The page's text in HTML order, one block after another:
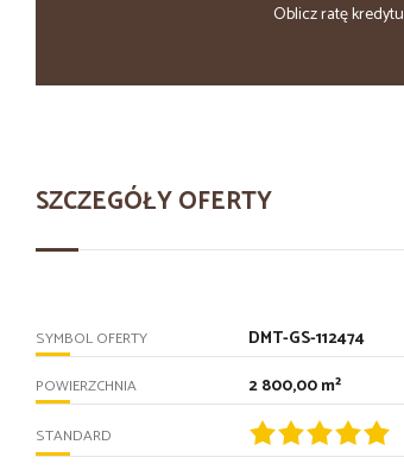
Oblicz ratę kredytu
SZCZEGÓŁY OFERTY
SYMBOL OFERTY DMT-GS-112474
POWIERZCHNIA 2 800,00 m²
STANDARD